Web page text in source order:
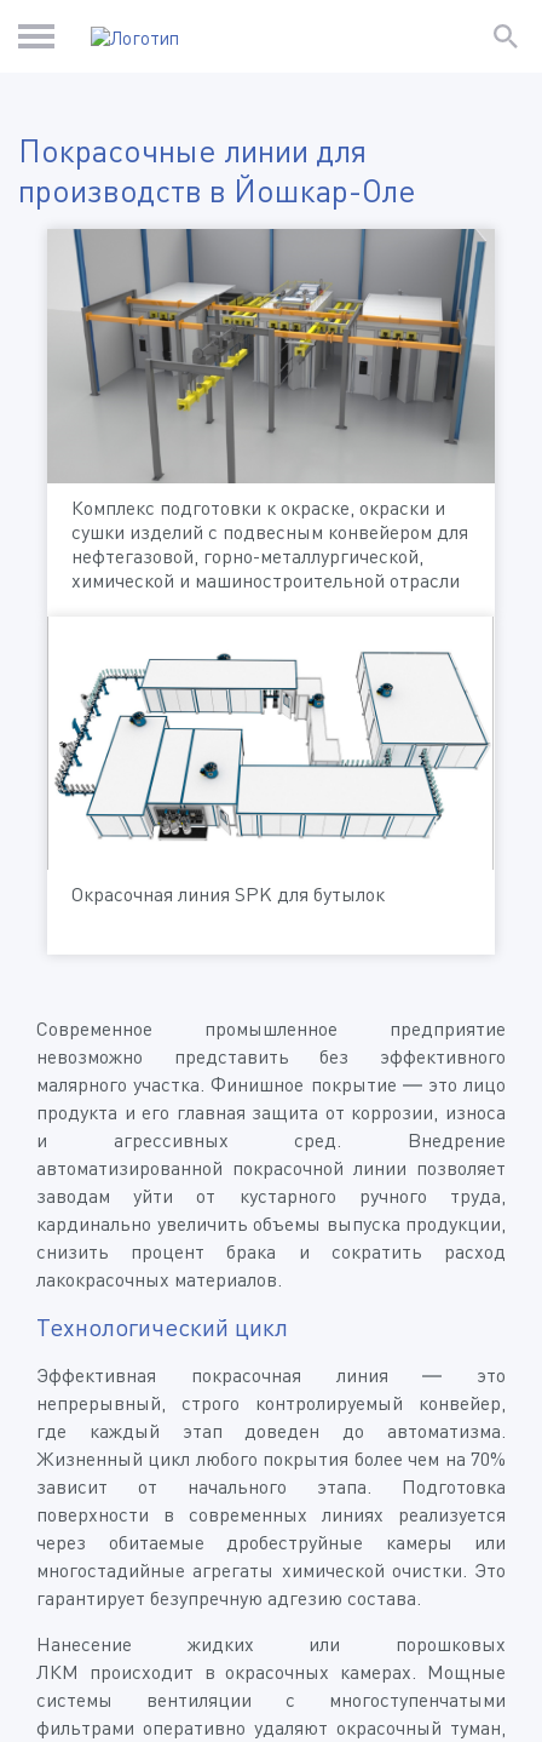
Покрасочные линии для
производств в Йошкар-Оле
Комплекс подготовки к окраске, окраски и
сушки изделий с подвесным конвейером для
нефтегазовой, горно-металлургической,
химической и машиностроительной отрасли
Окрасочная линия SPK для бутылок
Современное промышленное предприятие
невозможно представить без эффективного
малярного участка. Финишное покрытие — это лицо
продукта и его главная защита от коррозии, износа
и агрессивных сред. Внедрение
автоматизированной покрасочной линии позволяет
заводам уйти от кустарного ручного труда,
кардинально увеличить объемы выпуска продукции,
снизить процент брака и сократить расход
лакокрасочных материалов.
Технологический цикл
Эффективная покрасочная линия — это
непрерывный, строго контролируемый конвейер,
где каждый этап доведен до автоматизма.
Жизненный цикл любого покрытия более чем на 70%
зависит от начального этапа. Подготовка
поверхности в современных линиях реализуется
через обитаемые дробеструйные камеры или
многостадийные агрегаты химической очистки. Это
гарантирует безупречную адгезию состава.
Нанесение жидких или порошковых
ЛКМ происходит в окрасочных камерах. Мощные
системы вентиляции с многоступенчатыми
фильтрами оперативно удаляют окрасочный туман,